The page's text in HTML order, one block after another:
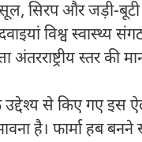
सिरप और जड़ी-बूटी
विश्व स्वास्थ्य
स्तर की
से किए गए इस
है। फार्मा हब